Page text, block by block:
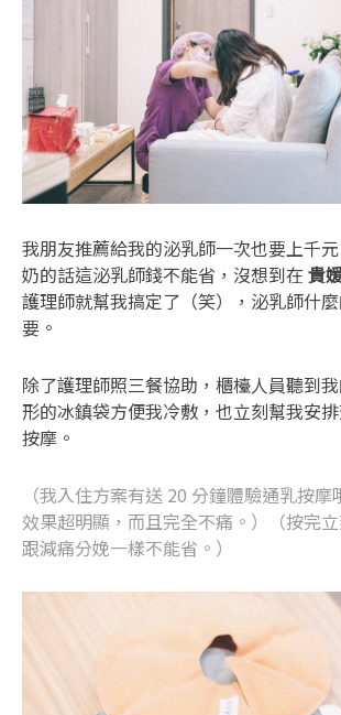
我朋友推薦給我的泌乳師一次也要上千
奶的話這泌乳師錢不能省，沒想到在 貴
護理師就幫我搞定了（笑），泌乳師什
要。
除了護理師照三餐協助，櫃檯人員聽到
形的冰鎮袋方便我冷敷，也立刻幫我安
按摩。
（我入住方案有送 20 分鐘體驗通乳按
效果超明顯，而且完全不痛。）（按完
跟減痛分娩一樣不能省。）